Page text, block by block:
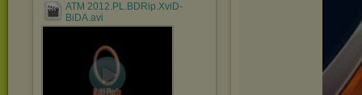
ATM 2012.PL.BDRip.XviD-
BiDA.avi